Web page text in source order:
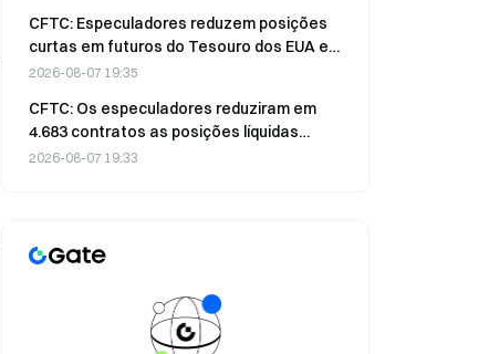
CFTC: Especuladores reduzem posições
curtas em futuros do Tesouro dos EUA em
41 225 contratos em 4 de agosto
2026-08-07 19:35
CFTC: Os especuladores reduziram em
4.683 contratos as posições líquidas
longas em petróleo bruto WTI, para
2026-08-07 19:33